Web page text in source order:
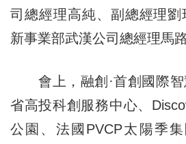
司總經理高純、副總經理
新事業部武漢公司總經理馬
會上，融創·首創國際智
省高投科創服務中心、
公園、法國PVCP太陽季